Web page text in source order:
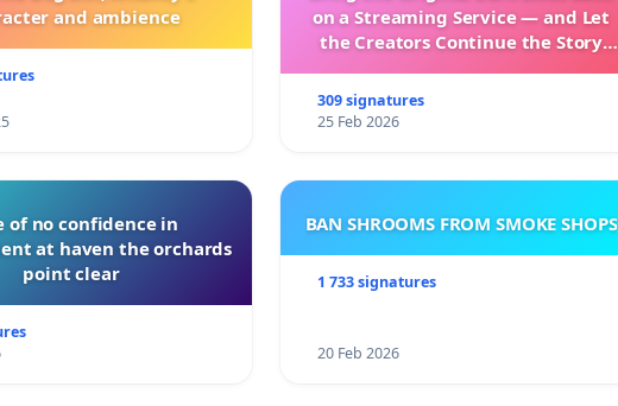
and ambience
on a Streaming Service — and Let
the Creators Continue the Story
309 signatures
25 Feb 2026
of no confidence in
at haven the orchards
point clear
BAN SHROOMS FROM SMOKE SHOPS
1 733 signatures
20 Feb 2026